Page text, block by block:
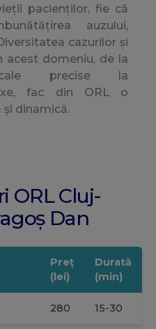
pacienților, fie că
auzului,
cazurilor și
acest domeniu, de la
precise la
fac din ORL o
dinamică.
ORL Cluj-
Dan
Preț
(lei)
Durată
(min)
280 15-30